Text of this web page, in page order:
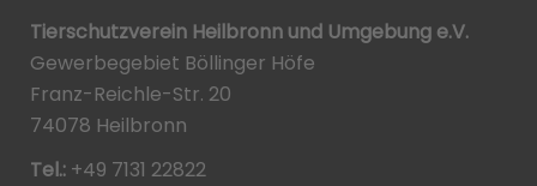
Tierschutzverein Heilbronn und Umgebung e.V.
Gewerbegebiet Böllinger Höfe
Franz-Reichle-Str. 20
74078 Heilbronn
Tel.: +49 7131 22822